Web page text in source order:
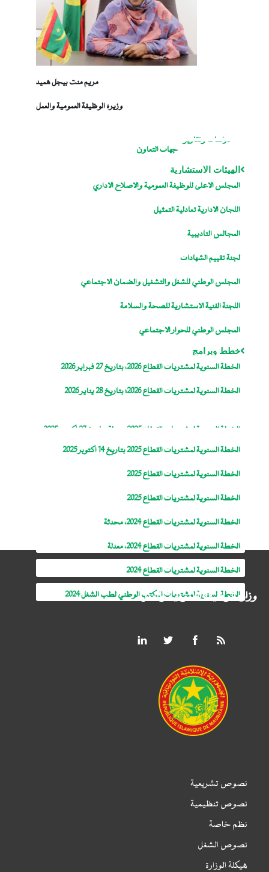
مريم منت بيجل هميد
وزيرة الوظيفة العمومية والعمل
دراسات وتقارير
جهات التعاون
الهيئات الاستشارية
المجلس الاعلى للوظيفة العمومية والاصلاح الاداري
اللجان الإدارية تعادلية التمثيل
المجالس التأديبية
لجنة تقييم الشهادات
المجلس الوطني للشغل والتشغيل والضمان الاجتماعي
اللجنة الفنية الاستشارية للصحة والسلامة
المجلس الوطني للحوار الاجتماعي
خطط وبرامج
الخطة السنوية لمشتريات القطاع 2026، بتاريخ 27 فبراير 2026
الخطة السنوية لمشتريات القطاع 2026؛ بتاريخ 28 يناير 2026
الخطة السنوية لمشتريات القطاع 2025، معدلة بتاريخ 27 اكتوبر 2025
الخطة السنوية لمشتريات القطاع 2025 بتاريخ 14 اكتوبر 2025
الخطة السنوية لمشتريات القطاع 2025
الخطة السنوية لمشتريات القطاع 2025
الخطة السنوية لمشتريات القطاع 2024، محدثة
الخطة السنوية لمشتريات القطاع 2024، معدلة
الخطة السنوية لمشتريات القطاع 2024
الخطة السنوية لمشتريات المكتب الوطني لطب الشغل 2024
وزارة الوظيفة العمومية والعمل
نصوص تشريعية
نصوص تنظيمية
نظم خاصة
نصوص الشغل
هيكلة الوزارة